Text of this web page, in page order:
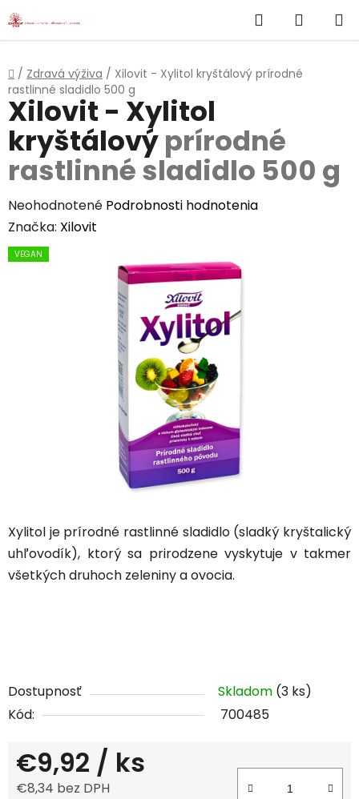
Prejsť
na
Hľadať
KOŠÍK
Domov
/ Zdravá výživa / Xilovit - Xylitol kryštálový prírodné
rastlinné sladidlo 500 g
Xylitol je prírodné rastlinné sladidlo (sladký kryštalický
uhľovodík), ktorý sa prirodzene vyskytuje v takmer
všetkých druhoch zeleniny a ovocia.
Dostupnosť Skladom (3 ks)
Kód:
700485
€9,92 / ks
€8,34 bez DPH
Xilovit - Xylitol
kryštálovýprírodné
rastlinné sladidlo 500 g
Priemerné
hodnotenie
produktu
Neohodnotené Podrobnosti hodnotenia
Značka: Xilovit
VEGAN